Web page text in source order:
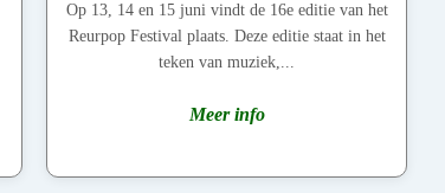
Op 13, 14 en 15 juni vindt de 16e editie van het
Reurpop Festival plaats. Deze editie staat in het
teken van muziek,...
Meer info